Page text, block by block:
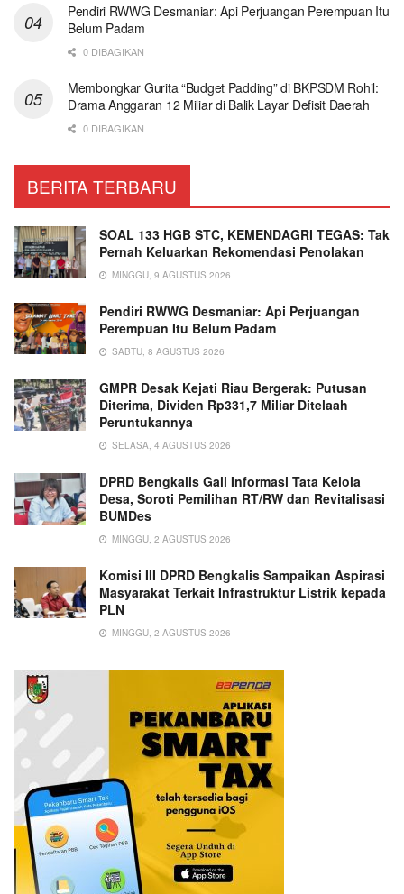
Pendiri RWWG Desmaniar: Api Perjuangan Perempuan Itu
Belum Padam
0 DIBAGIKAN
Membongkar Gurita “Budget Padding” di BKPSDM Rohil:
Drama Anggaran 12 Miliar di Balik Layar Defisit Daerah
0 DIBAGIKAN
BERITA TERBARU
SOAL 133 HGB STC, KEMENDAGRI TEGAS: Tak
Pernah Keluarkan Rekomendasi Penolakan
MINGGU, 9 AGUSTUS 2026
Pendiri RWWG Desmaniar: Api Perjuangan
Perempuan Itu Belum Padam
SABTU, 8 AGUSTUS 2026
GMPR Desak Kejati Riau Bergerak: Putusan
Diterima, Dividen Rp331,7 Miliar Ditelaah
Peruntukannya
SELASA, 4 AGUSTUS 2026
DPRD Bengkalis Gali Informasi Tata Kelola
Desa, Soroti Pemilihan RT/RW dan Revitalisasi
BUMDes
MINGGU, 2 AGUSTUS 2026
Komisi III DPRD Bengkalis Sampaikan Aspirasi
Masyarakat Terkait Infrastruktur Listrik kepada
PLN
MINGGU, 2 AGUSTUS 2026